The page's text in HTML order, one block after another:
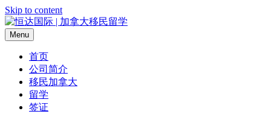
Skip to content
Menu
首页
公司简介
移民加拿大
留学
签证